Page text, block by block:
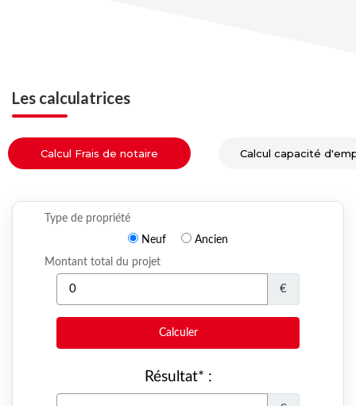
Les calculatrices
Calcul Frais de notaire Calcul capacité